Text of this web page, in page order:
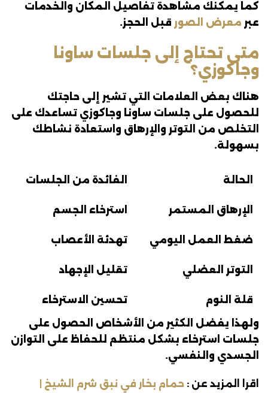
كما يمكنك مشاهدة تفاصيل المكان والخدمات
عبر معرض الصور قبل الحجز.
متى تحتاج إلى جلسات ساونا
وجاكوزي؟
هناك بعض العلامات التي تشير إلى حاجتك
للحصول على جلسات ساونا وجاكوزي تساعدك على
التخلص من التوتر والإرهاق واستعادة نشاطك
بسهولة.
الحالة الفائدة من الجلسات
الإرهاق المستمر استرخاء الجسم
ضغط العمل اليومي تهدئة الأعصاب
التوتر العضلي تقليل الإجهاد
قلة النوم تحسين الاسترخاء
ولهذا يفضل الكثير من الأشخاص الحصول على
جلسات استرخاء بشكل منتظم للحفاظ على التوازن
الجسدي والنفسي.
اقرا المزيد عن : حمام بخار في نبق شرم الشيخ |